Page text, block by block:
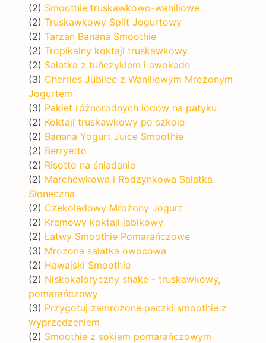
(2) Smoothie truskawkowo-waniliowe
(2) Truskawkowy Split Jogurtowy
(2) Tarzan Banana Smoothie
(2) Tropikalny koktajl truskawkowy
(2) Sałatka z tuńczykiem i awokado
(3) Cherries Jubilee z Waniliowym Mrożonym
Jogurtem
(3) Pakiet różnorodnych lodów na patyku
(2) Koktajl truskawkowy po szkole
(2) Banana Yogurt Juice Smoothie
(2) Berryetto
(2) Risotto na śniadanie
(2) Marchewkowa i Rodzynkowa Sałatka
Słoneczna
(2) Czekoladowy Mrożony Jogurt
(2) Kremowy koktajl jabłkowy
(2) Łatwy Smoothie Pomarańczowe
(3) Mrożona sałatka owocowa
(2) Hawajski Smoothie
(2) Niskokaloryczny shake - truskawkowy,
pomarańczowy
(3) Przygotuj zamrożone paczki smoothie z
wyprzedzeniem
(2) Smoothie z sokiem pomarańczowym